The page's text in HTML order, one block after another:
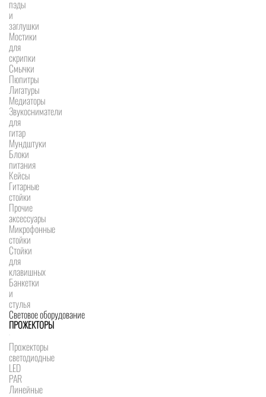
пэды
и
заглушки
Мостики
для
скрипки
Смычки
Пюпитры
Лигатуры
Медиаторы
Звукосниматели
для
гитар
Мундштуки
Блоки
питания
Кейсы
Гитарные
стойки
Прочие
аксессуары
Микрофонные
стойки
Стойки
для
клавишных
Банкетки
и
стулья
Световое оборудование
ПРОЖЕКТОРЫ
Прожекторы
светодиодные
LED
PAR
Линейные